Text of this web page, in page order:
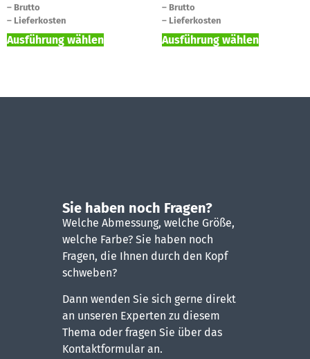
– Brutto
– Lieferkosten
Ausführung wählen
– Brutto
– Lieferkosten
Ausführung wählen
Sie haben noch Fragen?
Welche Abmessung, welche Größe,
welche Farbe? Sie haben noch
Fragen, die Ihnen durch den Kopf
schweben?
Dann wenden Sie sich gerne direkt
an unseren Experten zu diesem
Thema oder fragen Sie über das
Kontaktformular an.